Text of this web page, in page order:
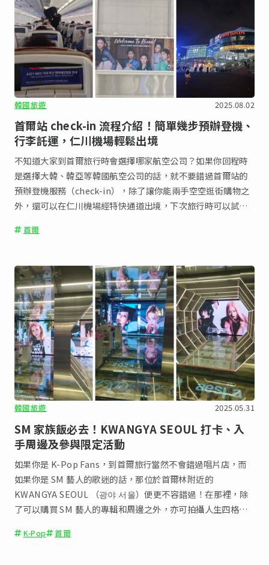
韓國旅遊 2025.08.02
首爾站 check-in 流程介紹！簡單幾步預辦登機、
行李託運，仁川機場輕鬆出境
不知道大家到首爾旅行時會選擇哪家航空公司？如果你回程時
是選擇大韓、韓亞等韓國航空公司的話，就不要錯過首爾站的
預辦登機服務（check-in），除了讓你能兩手空空逛街購物之
外，還可以在仁川機場經特快通道出境，下次旅行時可以試
首爾
韓國旅遊 2025.05.31
SM 家族飯必去！KWANGYA SEOUL 打卡、入
手周邊及參與限定活動
如果你是 K-Pop Fans，到首爾旅行當然不會錯過唱片店，而
如果你是 SM 藝人的歌迷的話，那位於首爾林附近的
KWANGYA SEOUL （광야 서울）便更不容錯過！在那裡，除
了可以購買 SM 藝人的專輯和周邊之外，亦可拍攝人生四格；
K-Pop 首爾